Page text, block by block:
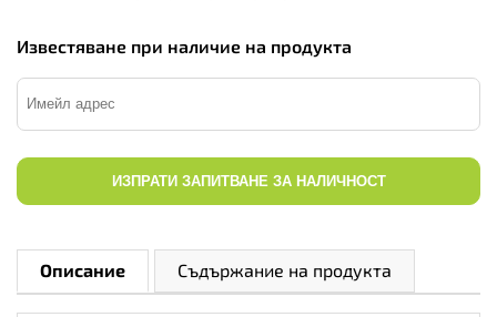
Известяване при наличие на продукта
ИЗПРАТИ ЗАПИТВАНЕ ЗА НАЛИЧНОСТ
Описание Съдържание на продукта